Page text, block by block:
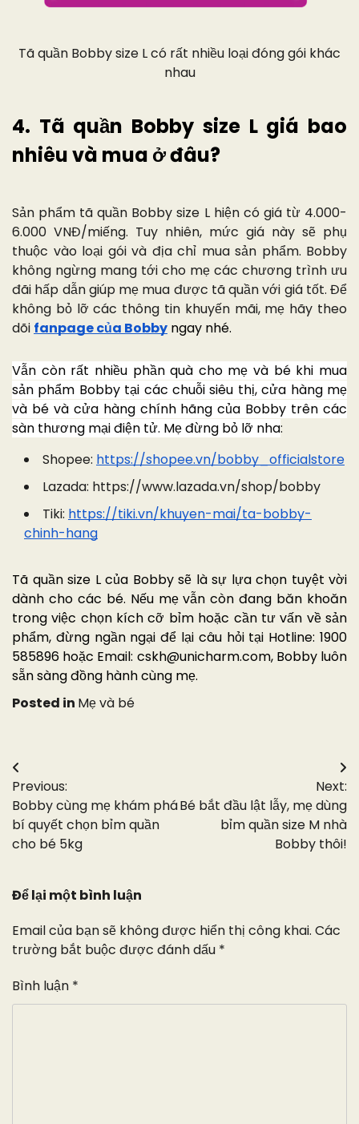
Tã quần Bobby size L có rất nhiều loại đóng gói khác
nhau
4. Tã quần Bobby size L giá bao
nhiêu và mua ở đâu?
Sản phẩm tã quần Bobby size L hiện có giá từ 4.000-
6.000 VNĐ/miếng. Tuy nhiên, mức giá này sẽ phụ
thuộc vào loại gói và địa chỉ mua sản phẩm. Bobby
không ngừng mang tới cho mẹ các chương trình ưu
đãi hấp dẫn giúp mẹ mua được tã quần với giá tốt. Để
không bỏ lỡ các thông tin khuyến mãi, mẹ hãy theo
dõi fanpage của Bobby ngay nhé.
Vẫn còn rất nhiều phần quà cho mẹ và bé khi mua
sản phẩm Bobby tại các chuỗi siêu thị, cửa hàng mẹ
và bé và cửa hàng chính hãng của Bobby trên các
sàn thương mại điện tử. Mẹ đừng bỏ lỡ nha:
Shopee: https://shopee.vn/bobby_officialstore
Lazada: https://www.lazada.vn/shop/bobby
Tiki: https://tiki.vn/khuyen-mai/ta-bobby-
chinh-hang
Tã quần size L của Bobby sẽ là sự lựa chọn tuyệt vời
dành cho các bé. Nếu mẹ vẫn còn đang băn khoăn
trong việc chọn kích cỡ bỉm hoặc cần tư vấn về sản
phẩm, đừng ngần ngại để lại câu hỏi tại Hotline: 1900
585896 hoặc Email: cskh@unicharm.com, Bobby luôn
sẵn sàng đồng hành cùng mẹ.
Posted in Mẹ và bé
Điều
hướng
bài
Previous:
Bobby cùng mẹ khám phá
bí quyết chọn bỉm quần
cho bé 5kg
Next:
Bé bắt đầu lật lẫy, mẹ dùng
bỉm quần size M nhà
Bobby thôi!
Để lại một bình luận
Email của bạn sẽ không được hiển thị công khai. Các
trường bắt buộc được đánh dấu *
Bình luận *